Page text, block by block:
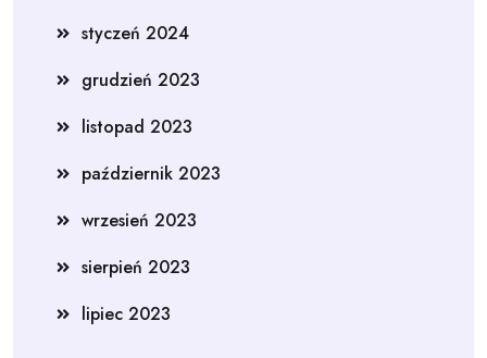
styczeń 2024
grudzień 2023
listopad 2023
październik 2023
wrzesień 2023
sierpień 2023
lipiec 2023